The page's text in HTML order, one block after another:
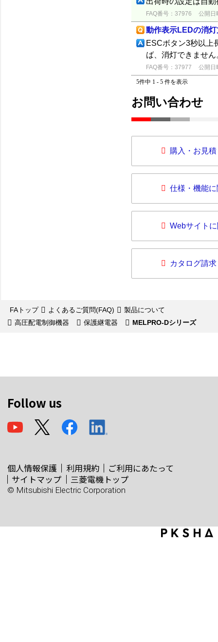
FAQ番号：37976 公開日
動作表示LEDの消灯
ESCボタン3秒以上
ば、消灯できませ
FAQ番号：37977 公開日
5件中 1 - 5 件を表示
お問い合わせ
購入・お見
仕様・機能
Webサイト
カタログ請求
FAトップ よくあるご質問(FAQ)
製品について
高圧配電制御機器
保護継電器 MELPRO-Dシリーズ
Follow us
個人情報保護 利用規約
ご利用にあたって
サイトマップ
三菱電機トップ
© Mitsubishi Electric Corporation